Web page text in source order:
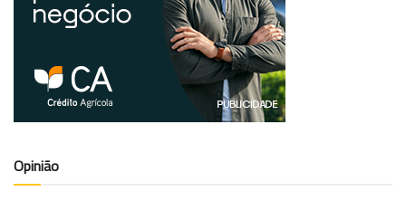
Opinião